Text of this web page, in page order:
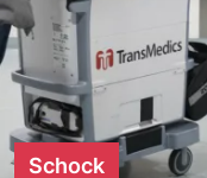
Schock